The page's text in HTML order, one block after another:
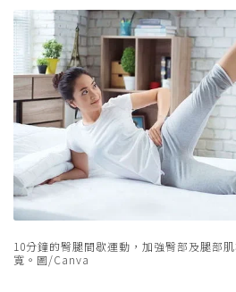
10分鐘的臀腿間歇運動，加強臀部及腿部
寬。圖/Canva